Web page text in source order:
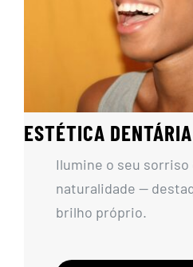
ESTÉTICA DENTÁRIA
Ilumine o seu sorriso
naturalidade —
brilho próprio.